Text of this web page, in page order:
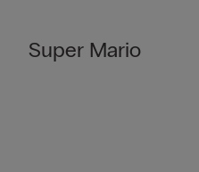
Super Mario